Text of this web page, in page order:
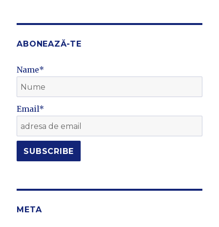
ABONEAZĂ-TE
Name*
Email*
META